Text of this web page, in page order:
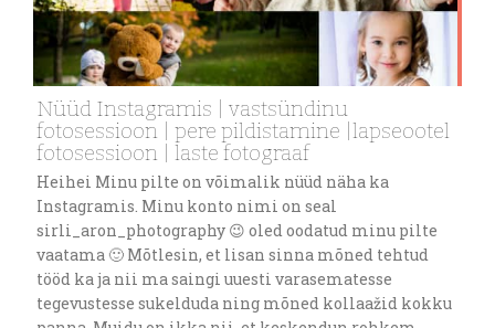
Nüüd Instagramis | vastsündinu
fotosessioon | pere pildistamine |lapseootel
fotosessioon | laste fotograaf
Heihei Minu pilte on võimalik nüüd näha ka
Instagramis. Minu konto nimi on seal
sirli_aron_photography 😉 oled oodatud minu pilte
vaatama 🙂 Mõtlesin, et lisan sinna mõned tehtud
tööd ka ja nii ma saingi uuesti varasematesse
tegevustesse sukelduda ning mõned kollaažid kokku